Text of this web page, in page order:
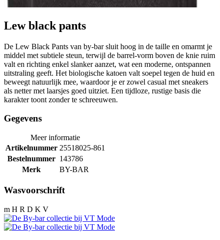
Lew black pants
De Lew Black Pants van by-bar sluit hoog in de taille en omarmt je
middel met subtiele steun, terwijl de barrel-vorm boven de knie ruim
valt en richting enkel slanker aanzet, wat een moderne, ontspannen
uitstraling geeft. Het biologische katoen valt soepel tegen de huid en
beweegt natuurlijk mee, waardoor je er zowel casual met sneakers
als netter met laarsjes goed uitziet. Een tijdloze, rustige basis die
karakter toont zonder te schreeuwen.
Gegevens
Meer informatie
Artikelnummer 25518025-861
Bestelnummer 143786
Merk
BY-BAR
Wasvoorschrift
m H R D K V